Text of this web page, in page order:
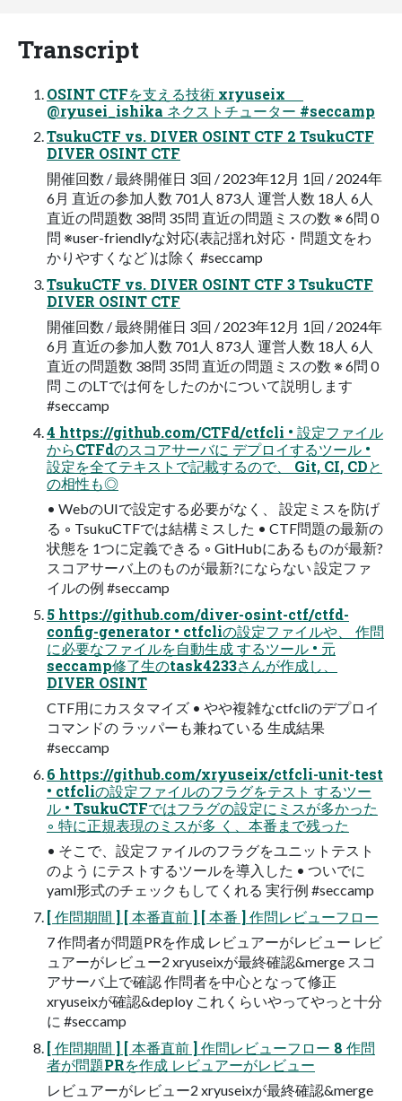
Transcript
OSINT CTFを支える技術 xryuseix
@ryusei_ishika ネクストチューター #seccamp
TsukuCTF vs. DIVER OSINT CTF 2 TsukuCTF
DIVER OSINT CTF
開催回数 / 最終開催日 3回 / 2023年12月 1回 / 2024年
6月 直近の参加人数 701人 873人 運営人数 18人 6人
直近の問題数 38問 35問 直近の問題ミスの数 ※ 6問 0
問 ※user-friendlyな対応(表記揺れ対応・問題文をわ
かりやすくなど )は除く #seccamp
TsukuCTF vs. DIVER OSINT CTF 3 TsukuCTF
DIVER OSINT CTF
開催回数 / 最終開催日 3回 / 2023年12月 1回 / 2024年
6月 直近の参加人数 701人 873人 運営人数 18人 6人
直近の問題数 38問 35問 直近の問題ミスの数 ※ 6問 0
問 このLTでは何をしたのかについて説明します
#seccamp
4 https://github.com/CTFd/ctfcli • 設定ファイル
からCTFdのスコアサーバに デプロイするツール •
設定を全てテキストで記載するので、 Git, CI, CDと
の相性も◎
• WebのUIで設定する必要がなく、 設定ミスを防げ
る ◦ TsukuCTFでは結構ミスした • CTF問題の最新の
状態を 1つに定義できる ◦ GitHubにあるものが最新?
スコアサーバ上のものが最新?にならない 設定ファ
イルの例 #seccamp
5 https://github.com/diver-osint-ctf/ctfd-
config-generator • ctfcliの設定ファイルや、 作問
に必要なファイルを自動生成 するツール • 元
seccamp修了生のtask4233さんが作成し、
DIVER OSINT
CTF用にカスタマイズ • やや複雑なctfcliのデプロイ
コマンドの ラッパーも兼ねている 生成結果
#seccamp
6 https://github.com/xryuseix/ctfcli-unit-test
• ctfcliの設定ファイルのフラグをテスト するツー
ル • TsukuCTFではフラグの設定にミスが多かった
◦ 特に正規表現のミスが多 く、本番まで残った
• そこで、設定ファイルのフラグをユニットテスト
のよう にテストするツールを導入した • ついでに
yaml形式のチェックもしてくれる 実行例 #seccamp
[ 作問期間 ] [ 本番直前 ] [ 本番 ] 作問レビューフロー
7 作問者が問題PRを作成 レビュアーがレビュー レビ
ュアーがレビュー2 xryuseixが最終確認&merge スコ
アサーバ上で確認 作問者を中心となって修正
xryuseixが確認&deploy これくらいやってやっと十分
に #seccamp
[ 作問期間 ] [ 本番直前 ] 作問レビューフロー 8 作問
者が問題PRを作成 レビュアーがレビュー
レビュアーがレビュー2 xryuseixが最終確認&merge